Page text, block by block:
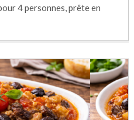
4 personnes, prête en